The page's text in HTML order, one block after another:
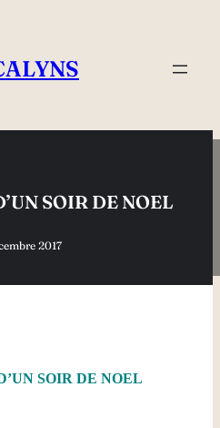
SOIR DE NOEL
2017
SOIR DE NOEL